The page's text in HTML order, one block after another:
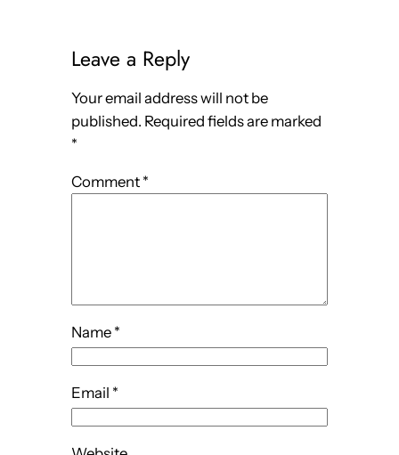
Leave a Reply
Your email address will not be
published. Required fields are marked
*
Comment *
Name *
Email *